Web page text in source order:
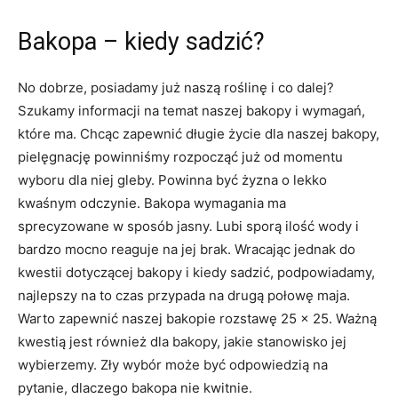
Bakopa – kiedy sadzić?
No dobrze, posiadamy już naszą roślinę i co dalej?
Szukamy informacji na temat naszej bakopy i wymagań,
które ma. Chcąc zapewnić długie życie dla naszej bakopy,
pielęgnację powinniśmy rozpocząć już od momentu
wyboru dla niej gleby. Powinna być żyzna o lekko
kwaśnym odczynie. Bakopa wymagania ma
sprecyzowane w sposób jasny. Lubi sporą ilość wody i
bardzo mocno reaguje na jej brak. Wracając jednak do
kwestii dotyczącej bakopy i kiedy sadzić, podpowiadamy,
najlepszy na to czas przypada na drugą połowę maja.
Warto zapewnić naszej bakopie rozstawę 25 x 25. Ważną
kwestią jest również dla bakopy, jakie stanowisko jej
wybierzemy. Zły wybór może być odpowiedzią na
pytanie, dlaczego bakopa nie kwitnie.